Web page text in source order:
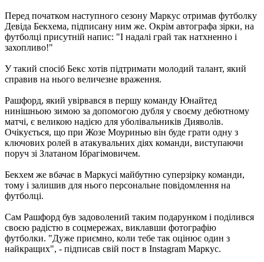
Перед початком наступного сезону Маркус отримав футболку
Девіда Бекхема, підписану ним же. Окрім автографа зірки, на
футболці присутній напис: "І надалі грай так натхненно і
захопливо!"
У такий спосіб Бекс хотів підтримати молодий талант, який
справив на нього величезне враження.
Рашфорд, який увірвався в першу команду Юнайтед
нинішньою зимою за допомогою дубля у своєму дебютному
матчі, є великою надією для уболівальників Дияволів.
Очікується, що при Жозе Моуринью він буде грати одну з
ключових ролей в атакувальних діях команди, виступаючи
поруч зі Златаном Ібрагімовичем.
Бекхем же вбачає в Маркусі майбутню суперзірку команди,
тому і залишив для нього персональне повідомлення на
футболці.
Сам Рашфорд був задоволений таким подарунком і поділився
своєю радістю в соцмережах, виклавши фотографію
футболки. "Дуже приємно, коли тебе так оцінює один з
найкращих", - підписав свій пост в Instagram Маркус.